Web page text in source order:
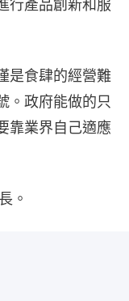
行產品創新和服
是食肆的經營難
。政府能做的只
靠業界自己適應
。